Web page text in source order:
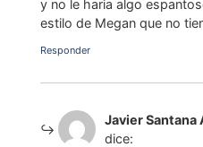
y no le haria algo
estilo de Megan que no
Responder
Javier Santana
dice: